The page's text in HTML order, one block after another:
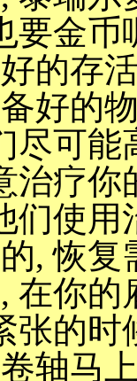
要金币
的存
的物
尽可
治疗
们使
, 恢
在你
张的
轴马